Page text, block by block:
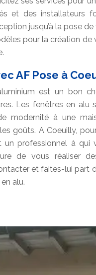
et des installateurs
jusqu’à la pose
pour la création de
AF Pose à
est un bon
Les fenêtres en alu
modernité à une
goûts. A Coeuilly,
professionnel à qui
de vous réaliser
et faites-lui part
alu.